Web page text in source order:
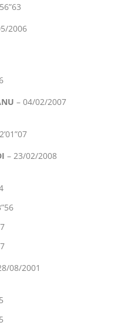
2006
– 04/02/2007
– 23/02/2008
08/2001